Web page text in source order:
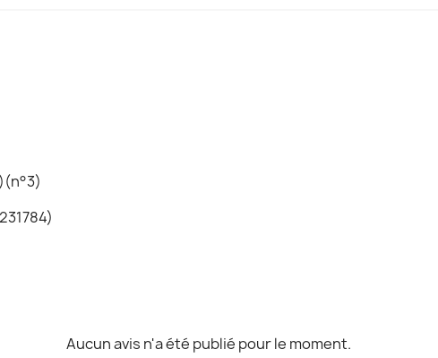
Aucun avis n'a été publié pour le moment.